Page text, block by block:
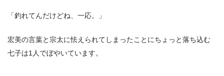
「釣れてんだけどね、一応。」
宏美の言葉と宗太に怯えられてしまったことにちょっと落ち込む
七子は1人でぼやいています。